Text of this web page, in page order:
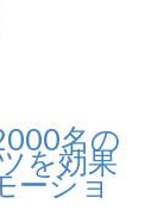
名の
を効果
ーショ